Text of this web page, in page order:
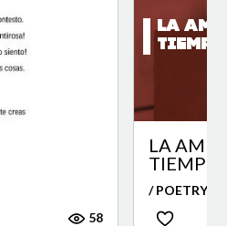
58
LA
TIEMPO
LA
TIEMPO
/ POETRY